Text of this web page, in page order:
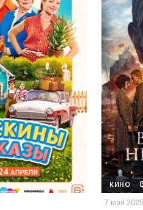
КИНО
7 мая